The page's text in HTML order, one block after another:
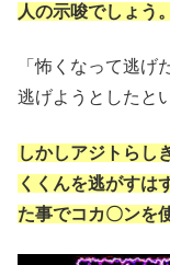
人の示唆でしょう。
「怖くなって逃げ
逃げようとしたと
しかしアジトらし
くくんを逃がすは
た事でコカ〇ンを